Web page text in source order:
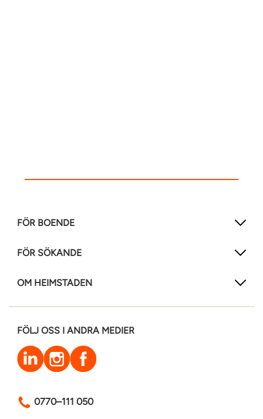
FÖR BOENDE
FÖR SÖKANDE
OM HEIMSTADEN
FÖLJ OSS I ANDRA MEDIER
LinkedInInstagramFacebook
0770–111 050